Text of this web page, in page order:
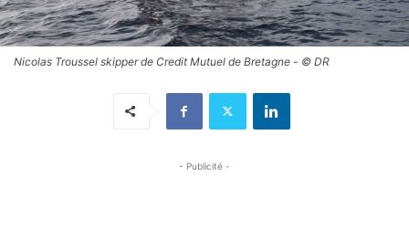
Nicolas Troussel skipper de Credit Mutuel de Bretagne - © DR
- Publicité -